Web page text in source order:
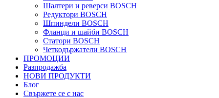
Шалтери и реверси BOSCH
Редуктори BOSCH
Шпиндели BOSCH
Фланци и шайби BOSCH
Статори BOSCH
Четкодържатели BOSCH
ПРОМОЦИИ
Разпродажба
НОВИ ПРОДУКТИ
Блог
Свържете се с нас